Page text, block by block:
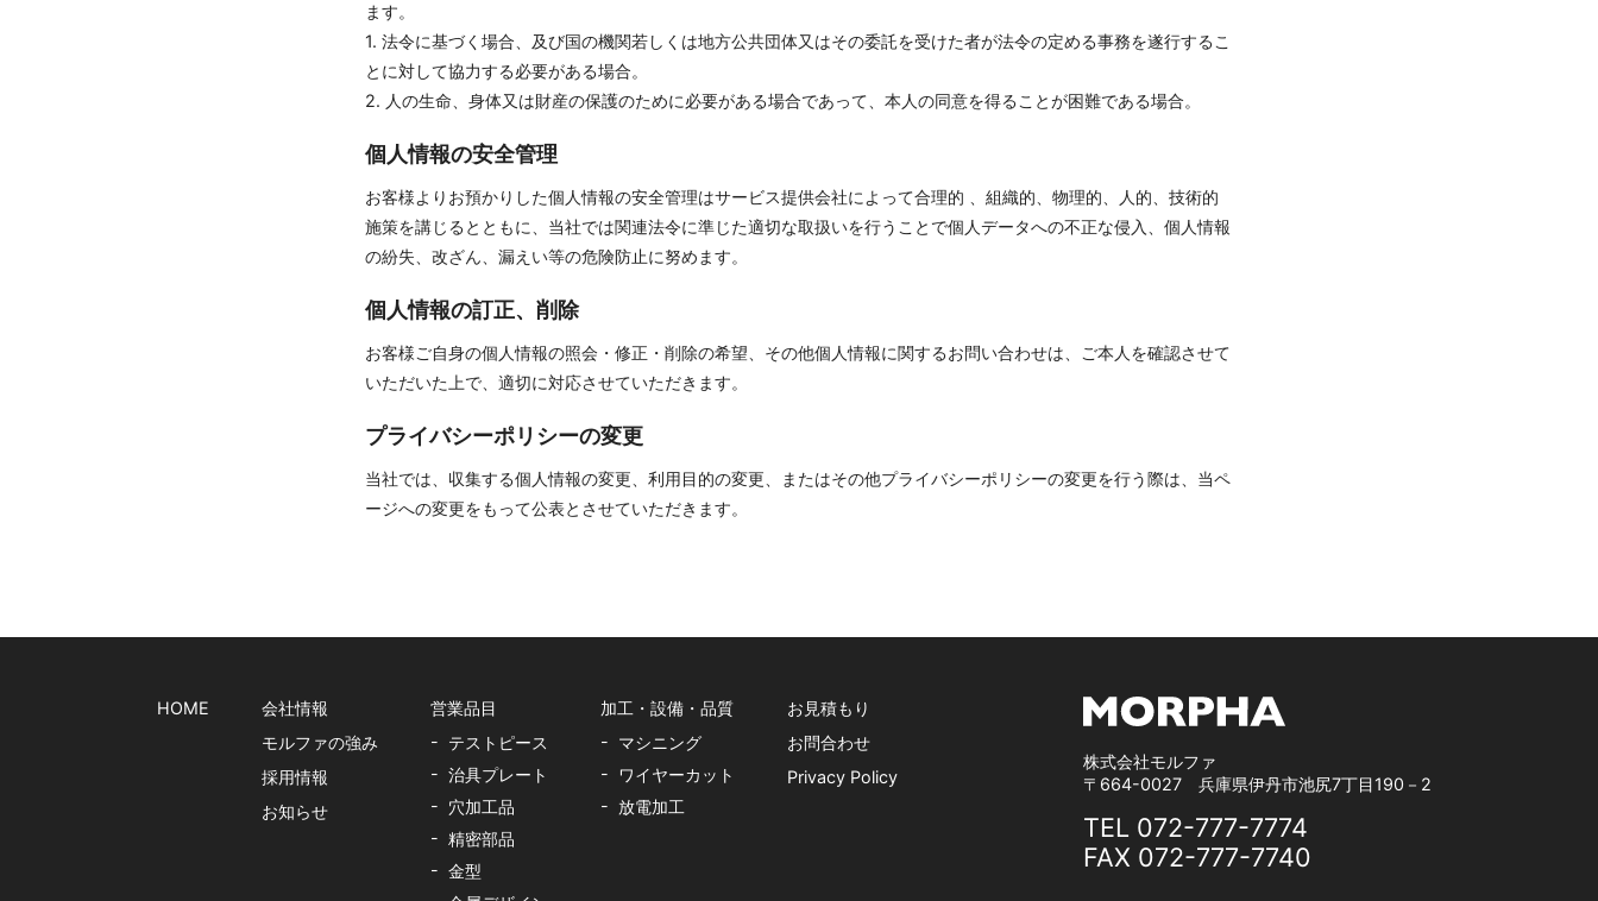
ます。
1. 法令に基づく場合、及び国の機関若しくは地方公共団体又はその委託を受けた者が法令の定める事務を遂行するこ
とに対して協力する必要がある場合。
2. 人の生命、身体又は財産の保護のために必要がある場合であって、本人の同意を得ることが困難である場合。
個人情報の安全管理
お客様よりお預かりした個人情報の安全管理はサービス提供会社によって合理的 、組織的、物理的、人的、技術的
施策を講じるとともに、当社では関連法令に準じた適切な取扱いを行うことで個人データへの不正な侵入、個人情報
の紛失、改ざん、漏えい等の危険防止に努めます。
個人情報の訂正、削除
お客様ご自身の個人情報の照会・修正・削除の希望、その他個人情報に関するお問い合わせは、ご本人を確認させて
いただいた上で、適切に対応させていただきます。
プライバシーポリシーの変更
当社では、収集する個人情報の変更、利用目的の変更、またはその他プライバシーポリシーの変更を行う際は、当ペ
ージへの変更をもって公表とさせていただきます。
HOME
会社情報
モルファの強み
採用情報
お知らせ
営業品目
テストピース
治具プレート
穴加工品
精密部品
金型
加工・設備・品質
マシニング
ワイヤーカット
放電加工
お見積もり
お問合わせ
Privacy Policy
株式会社モルファ
〒664-0027 兵庫県伊丹市池尻7丁目190－2
TEL 072-777-7774
FAX 072-777-7740